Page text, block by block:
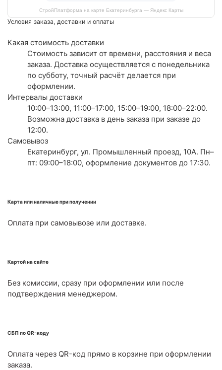
СтройПлатформа на карте Екатеринбурга — Яндекс Карты
Условия заказа, доставки и оплаты
Какая стоимость доставки
Стоимость зависит от времени, расстояния и веса
заказа. Доставка осуществляется с понедельника
по субботу, точный расчёт делается при
оформлении.
Интервалы доставки
10:00–13:00, 11:00–17:00, 15:00–19:00, 18:00–22:00.
Возможна доставка в день заказа при заказе до
12:00.
Самовывоз
Екатеринбург, ул. Промышленный проезд, 10А. Пн–
пт: 09:00–18:00, оформление документов до 17:30.
Карта или наличные при получении
Оплата при самовывозе или доставке.
Картой на сайте
Без комиссии, сразу при оформлении или после
подтверждения менеджером.
СБП по QR-коду
Оплата через QR-код прямо в корзине при оформлении
заказа.